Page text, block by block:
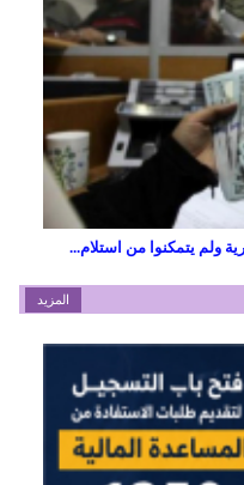
ولم يتمكنوا من استلام...
المزيد